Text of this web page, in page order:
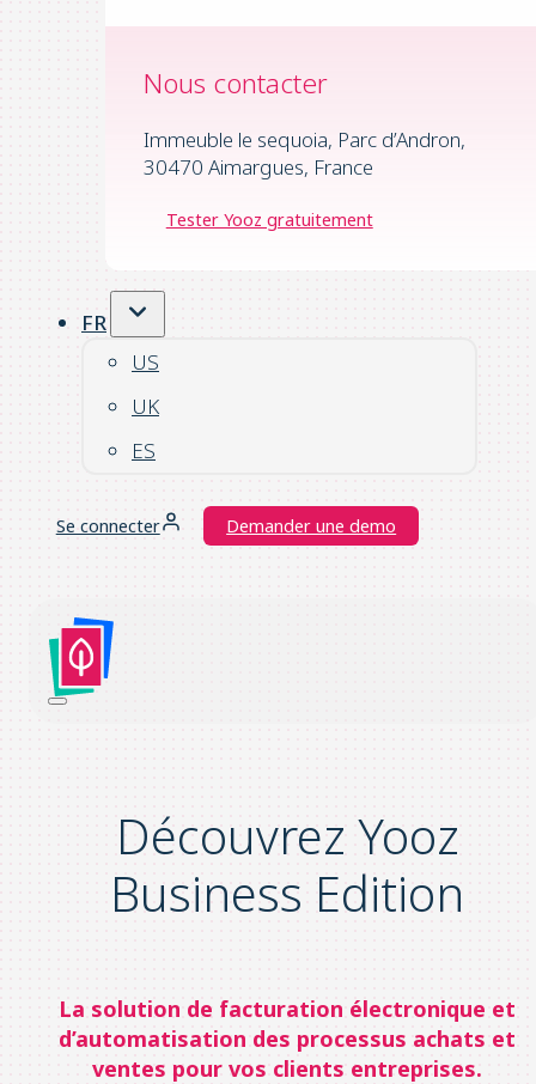
Nous contacter
Immeuble le sequoia, Parc d’Andron,
30470 Aimargues, France
Tester Yooz gratuitement
FR
US
UK
ES
Se connecter Demander une demo
Découvrez Yooz
Business Edition
La solution de facturation électronique et
d’automatisation des processus achats et
ventes pour vos clients entreprises.